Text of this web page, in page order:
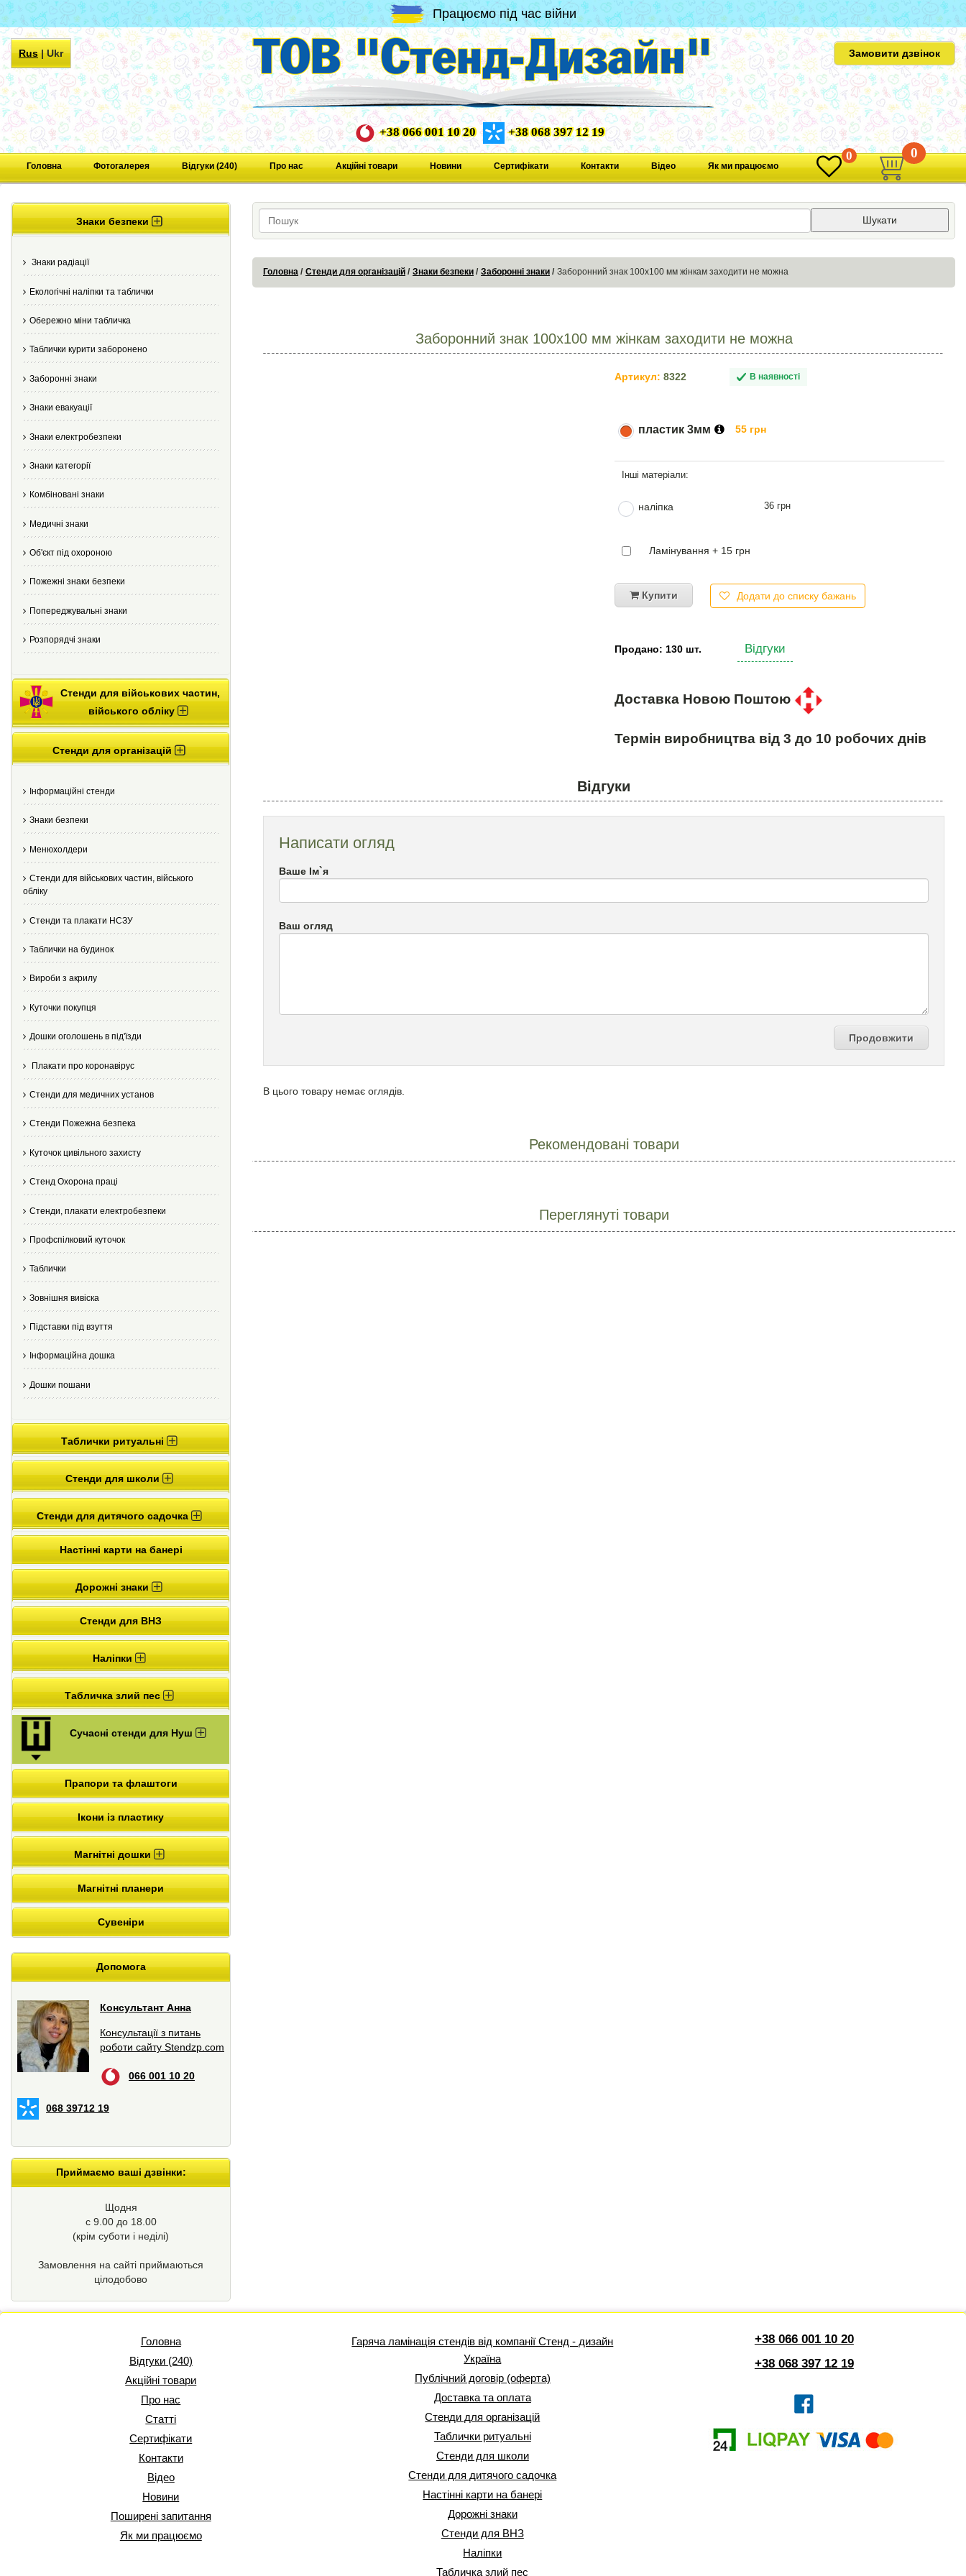
Працюємо під час війни
Rus|Ukr Замовити дзвінок
+38 066 001 10 20 +38 068 397 12 19
Головна Фотогалерея Відгуки (240) Про нас Акційні товари Новини Сертифікати Контакти Відео Як ми працюємо
0 0
Знаки безпеки
Знаки радіації
Екологічні наліпки та таблички
Обережно міни табличка
Таблички курити заборонено
Заборонні знаки
Знаки евакуації
Знаки електробезпеки
Знаки категорії
Комбіновані знаки
Медичні знаки
Об'єкт під охороною
Пожежні знаки безпеки
Попереджувальні знаки
Розпорядчі знаки
Стенди для військових частин,
війського обліку
Стенди для організацій
Інформаційні стенди
Знаки безпеки
Менюхолдери
Стенди для військових частин, війського
обліку
Стенди та плакати НСЗУ
Таблички на будинок
Вироби з акрилу
Куточки покупця
Дошки оголошень в під'їзди
Плакати про коронавірус
Стенди для медичних установ
Стенди Пожежна безпека
Куточок цивільного захисту
Стенд Охорона праці
Стенди, плакати електробезпеки
Профспілковий куточок
Таблички
Зовнішня вивіска
Підставки під взуття
Інформаційна дошка
Дошки пошани
Таблички ритуальні
Стенди для школи
Стенди для дитячого садочка
Настінні карти на банері
Дорожні знаки
Стенди для ВНЗ
Наліпки
Табличка злий пес
Сучасні стенди для Нуш
Прапори та флаштоги
Ікони із пластику
Магнітні дошки
Магнітні планери
Сувеніри
Допомога
Консультант Анна
Консультації з питань
роботи сайту Stendzp.com
066 001 10 20
068 39712 19
Приймаємо ваші дзвінки:
Щодня
с 9.00 до 18.00
(крім суботи і неділі)
Замовлення на сайті приймаються
цілодобово
Шукати
Головна Стенди для організацій Знаки безпеки Заборонні знаки Заборонний знак 100х100 мм жінкам заходити не можна
Заборонний знак 100х100 мм жінкам заходити не можна
Артикул: 8322 В наявності
пластик 3мм 55 грн
наліпка 36 грн
Ламінування + 15 грн
Купити Додати до списку бажань
Продано: 130 шт. Відгуки
Доставка Новою Поштою
Термін виробництва від 3 до 10 робочих днів
Відгуки
Написати огляд
Ваше Ім`я
Ваш огляд
Продовжити
В цього товару немає оглядів.
Рекомендовані товари
Переглянуті товари
Головна
Відгуки (240)
Акційні товари
Про нас
Статті
Сертифікати
Контакти
Відео
Новини
Поширені запитання
Як ми працюємо
Гаряча ламінація стендів від компанії Стенд - дизайн
Україна
Публічний договір (оферта)
Доставка та оплата
Стенди для організацій
Таблички ритуальні
Стенди для школи
Стенди для дитячого садочка
Настінні карти на банері
Дорожні знаки
Стенди для ВНЗ
Наліпки
Табличка злий пес
+38 066 001 10 20
+38 068 397 12 19